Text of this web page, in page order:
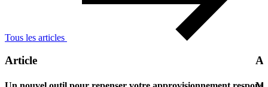
Tous les articles
Article